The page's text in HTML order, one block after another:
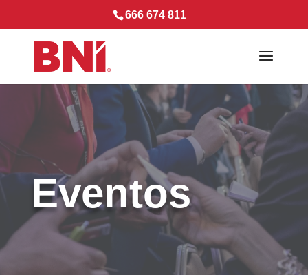
666 674 811
Eventos